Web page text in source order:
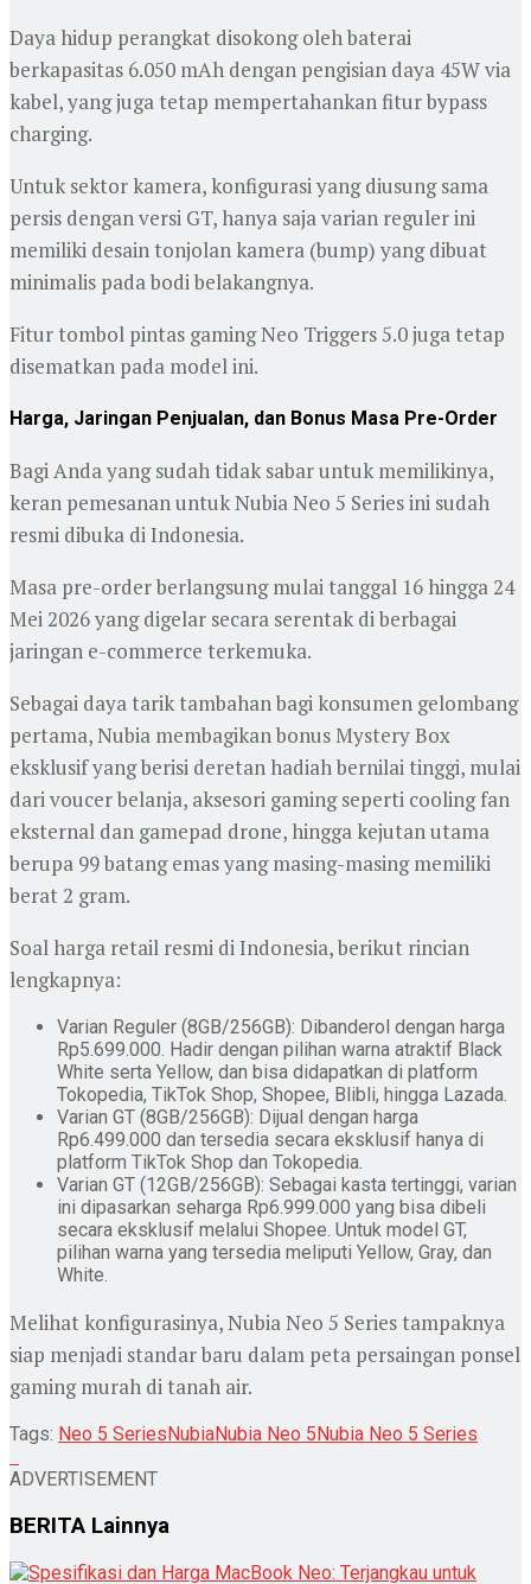
Daya hidup perangkat disokong oleh baterai
berkapasitas 6.050 mAh dengan pengisian daya 45W via
kabel, yang juga tetap mempertahankan fitur bypass
charging.
Untuk sektor kamera, konfigurasi yang diusung sama
persis dengan versi GT, hanya saja varian reguler ini
memiliki desain tonjolan kamera (bump) yang dibuat
minimalis pada bodi belakangnya.
Fitur tombol pintas gaming Neo Triggers 5.0 juga tetap
disematkan pada model ini.
Harga, Jaringan Penjualan, dan Bonus Masa Pre-Order
Bagi Anda yang sudah tidak sabar untuk memilikinya,
keran pemesanan untuk Nubia Neo 5 Series ini sudah
resmi dibuka di Indonesia.
Masa pre-order berlangsung mulai tanggal 16 hingga 24
Mei 2026 yang digelar secara serentak di berbagai
jaringan e-commerce terkemuka.
Sebagai daya tarik tambahan bagi konsumen gelombang
pertama, Nubia membagikan bonus Mystery Box
eksklusif yang berisi deretan hadiah bernilai tinggi, mulai
dari voucer belanja, aksesori gaming seperti cooling fan
eksternal dan gamepad drone, hingga kejutan utama
berupa 99 batang emas yang masing-masing memiliki
berat 2 gram.
Soal harga retail resmi di Indonesia, berikut rincian
lengkapnya:
Varian Reguler (8GB/256GB): Dibanderol dengan harga
Rp5.699.000. Hadir dengan pilihan warna atraktif Black
White serta Yellow, dan bisa didapatkan di platform
Tokopedia, TikTok Shop, Shopee, Blibli, hingga Lazada.
Varian GT (8GB/256GB): Dijual dengan harga
Rp6.499.000 dan tersedia secara eksklusif hanya di
platform TikTok Shop dan Tokopedia.
Varian GT (12GB/256GB): Sebagai kasta tertinggi, varian
ini dipasarkan seharga Rp6.999.000 yang bisa dibeli
secara eksklusif melalui Shopee. Untuk model GT,
pilihan warna yang tersedia meliputi Yellow, Gray, dan
White.
Melihat konfigurasinya, Nubia Neo 5 Series tampaknya
siap menjadi standar baru dalam peta persaingan ponsel
gaming murah di tanah air.
Tags: Neo 5 Series NubiaNubia Neo 5 Nubia Neo 5 Series
ADVERTISEMENT
BERITA Lainnya